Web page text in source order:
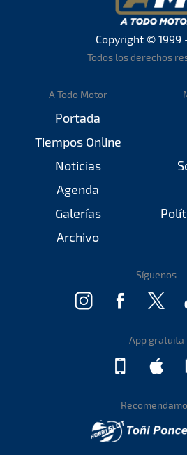
Copyright © 1999
Todos los derechos
A Todo Motor
Portada
Tiempos Online
Noticias
Agenda
Galerías
Archivo
Síguenos
App gratuita